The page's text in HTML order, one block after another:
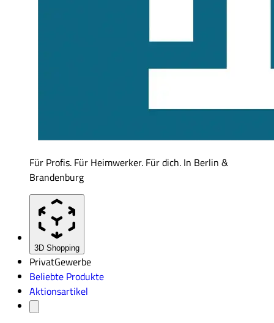
Für Profis. Für Heimwerker. Für dich. In Berlin &
Brandenburg
3D Shopping
PrivatGewerbe
Beliebte Produkte
Aktionsartikel